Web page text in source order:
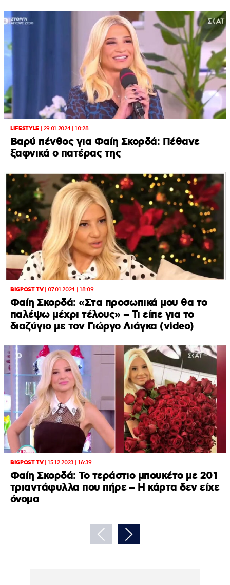
LIFESTYLE| 29.01.2024 | 10:28
Βαρύ πένθος για Φαίη Σκορδά: Πέθανε
ξαφνικά ο πατέρας της
BIGPOST TV|07.01.2024 | 18:09
Φαίη Σκορδά: «Στα προσωπικά μου θα το
παλέψω μέχρι τέλους» – Τι είπε για το
διαζύγιο με τον Γιώργο Λιάγκα (video)
BIGPOST TV|15.12.2023 | 16:39
Φαίη Σκορδά: Το τεράστιο μπουκέτο με 201
τριαντάφυλλα που πήρε – Η κάρτα δεν είχε
όνομα